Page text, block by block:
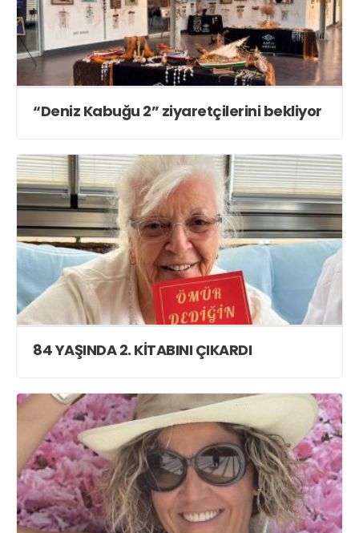
“Deniz Kabuğu 2” ziyaretçilerini bekliyor
84 YAŞINDA 2. KİTABINI ÇIKARDI